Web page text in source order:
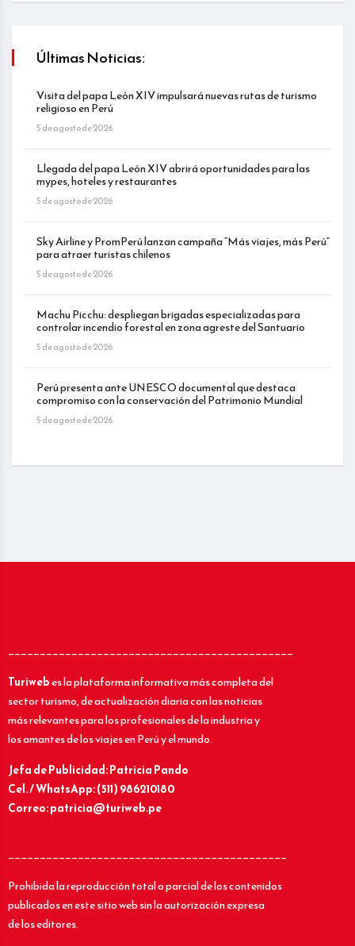
Últimas Noticias:
Visita del papa León XIV impulsará nuevas rutas de turismo
religioso en Perú
5 de agosto de 2026
Llegada del papa León XIV abrirá oportunidades para las
mypes, hoteles y restaurantes
5 de agosto de 2026
Sky Airline y PromPerú lanzan campaña “Más viajes, más Perú”
para atraer turistas chilenos
5 de agosto de 2026
Machu Picchu: despliegan brigadas especializadas para
controlar incendio forestal en zona agreste del Santuario
5 de agosto de 2026
Perú presenta ante UNESCO documental que destaca
compromiso con la conservación del Patrimonio Mundial
5 de agosto de 2026
_____________________________________________
Turiwebes la plataforma informativa más completa del
sector turismo, de actualización diaria con las noticias
más relevantes para los profesionales de la industria y
los amantes de los viajes en Perú y el mundo.
Jefa de Publicidad: Patricia Pando
Cel. / WhatsApp: (511) 986210180
Correo: patricia@turiweb.pe
____________________________________________
Prohibida la reproducción total o parcial de los contenidos
publicados en este sitio web sin la autorización expresa
de los editores.